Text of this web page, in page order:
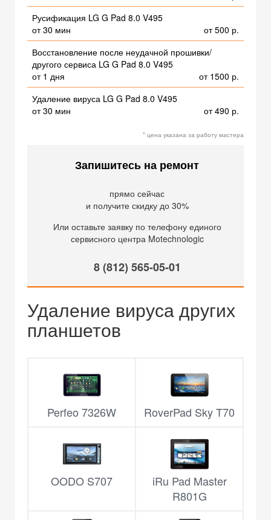
Русификация LG G Pad 8.0 V495
от 30 мин
от 500 р.
Восстановление после неудачной прошивки/
другого сервиса LG G Pad 8.0 V495
от 1 дня
от 1500 р.
Удаление вируса LG G Pad 8.0 V495
от 30 мин
от 490 р.
* цена указана за работу мастера
Запишитесь на ремонт
прямо сейчас
и получите скидку до 30%
Или оставьте заявку по телефону единого
сервисного центра Motechnologic
8 (812) 565-05-01
Удаление вируса других
планшетов
Perfeo 7326W RoverPad Sky T70
OODO S707
iRu Pad Master
R801G